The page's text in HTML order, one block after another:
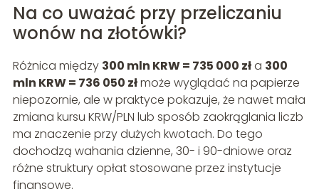
Na co uważać przy przeliczaniu
wonów na złotówki?
Różnica między 300 mln KRW = 735 000 zła 300
mln KRW = 736 050 złmoże wyglądać na papierze
niepozornie, ale w praktyce pokazuje, że nawet mała
zmiana kursu KRW/PLN lub sposób zaokrąglania liczb
ma znaczenie przy dużych kwotach. Do tego
dochodzą wahania dzienne, 30- i 90-dniowe oraz
różne struktury opłat stosowane przez instytucje
finansowe.